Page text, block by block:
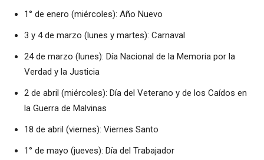
1° de enero (miércoles): Año Nuevo
3 y 4 de marzo (lunes y martes): Carnaval
24 de marzo (lunes): Día Nacional de la Memoria por la
Verdad y la Justicia
2 de abril (miércoles): Día del Veterano y de los Caídos en
la Guerra de Malvinas
18 de abril (viernes): Viernes Santo
1° de mayo (jueves): Día del Trabajador